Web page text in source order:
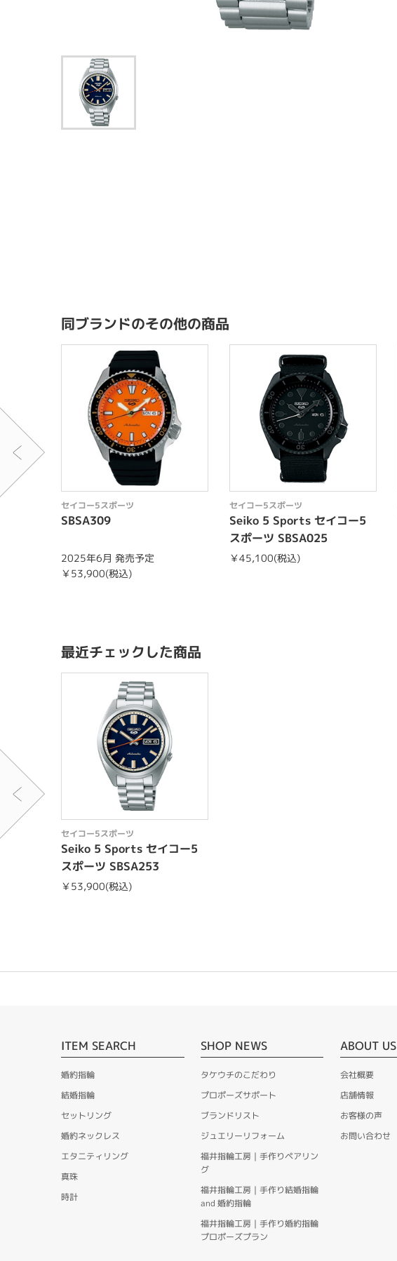
同ブランドのその他の商品
セイコー5スポーツ
SBSA309
2025年6月 発売予定
￥53,900(税込)
セイコー5スポーツ
Seiko 5 Sports セイコー5
スポーツ SBSA025
￥45,100(税込)
最近チェックした商品
セイコー5スポーツ
Seiko 5 Sports セイコー5
スポーツ SBSA253
￥53,900(税込)
ITEM SEARCH
婚約指輪
結婚指輪
セットリング
婚約ネックレス
エタニティリング
真珠
時計
SHOP NEWS
タケウチのこだわり
プロポーズサポート
ブランドリスト
ジュエリーリフォーム
福井指輪工房｜手作りペアリン
グ
福井指輪工房｜手作り結婚指輪
and 婚約指輪
福井指輪工房｜手作り婚約指輪
プロポーズプラン
ABOUT US
会社概要
店舗情報
お客様の声
お問い合わせ